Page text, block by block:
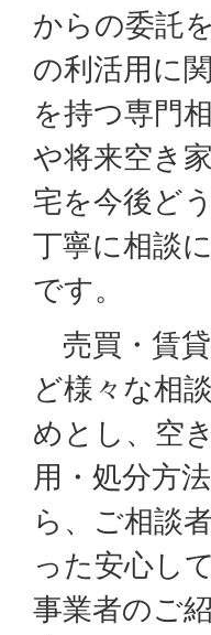
からの委託
の利活用に
を持つ専門
や将来空き
宅を今後ど
丁寧に相談
です。
売買・賃
ど様々な相
めとし、空
用・処分方
ら、ご相談
った安心し
事業者のご